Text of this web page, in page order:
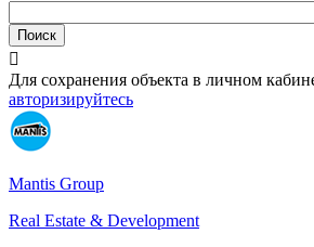

Для сохранения объекта в личном
авторизируйтесь
Mantis Group
Real Estate & Development